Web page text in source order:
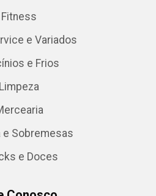
Fitness
e Variados
e Frios
Limpeza
e Sobremesas
e Doces